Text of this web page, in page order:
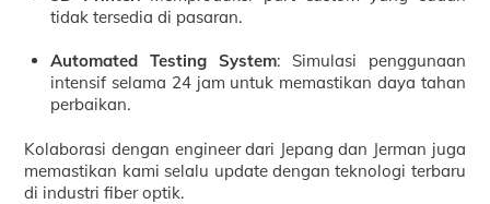
tidak tersedia di pasaran.
Automated Testing System: Simulasi penggunaan
intensif selama 24 jam untuk memastikan daya tahan
perbaikan.
Kolaborasi dengan engineer dari Jepang dan Jerman juga
memastikan kami selalu update dengan teknologi terbaru
di industri fiber optik.